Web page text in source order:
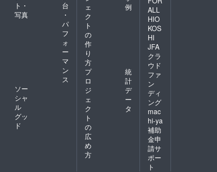
ト・
写真
台
・
パ
フ
ォ
ー
マ
ン
ス
ソー
シャ
ル
グッ
ド
ェ
ク
ト
の
作
り
方
例
プ
ロ
ジ
ェ
ク
ト
の
広
め
方
統
計
デ
ー
タ
ALL
HIO
KOS
HI
JFA
クラ
ウド
ファ
ン
ディ
ング
mac
hi-ya
補助
金申
請サ
ポー
ト